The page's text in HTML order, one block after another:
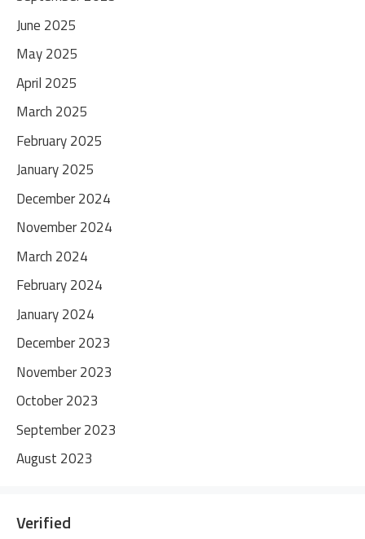
June 2025
May 2025
April 2025
March 2025
February 2025
January 2025
December 2024
November 2024
March 2024
February 2024
January 2024
December 2023
November 2023
October 2023
September 2023
August 2023
Verified